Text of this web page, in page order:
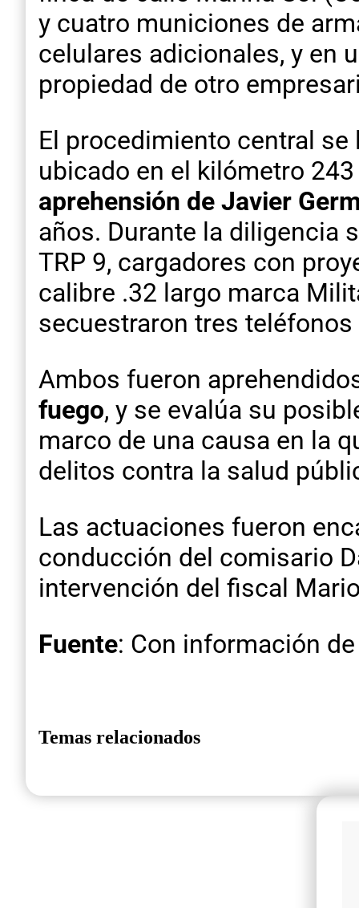
y cuatro municiones de
celulares adicionales, y en
propiedad de otro
El procedimiento central
ubicado en el kilómetro
aprehensión de Javier
años. Durante la diligencia
TRP 9, cargadores con
calibre .32 largo marca
secuestraron tres
Ambos fueron
fuego, y se evalúa su
marco de una causa en la
delitos contra la salud
Las actuaciones fueron
conducción del comisario
intervención del fiscal
Fuente: Con información
Temas relacionados